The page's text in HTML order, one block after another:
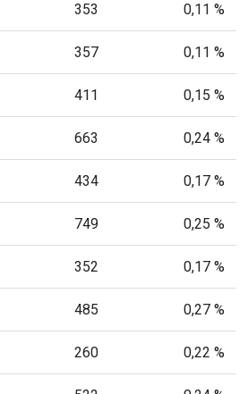
353 0,11 %
357 0,11 %
411 0,15 %
663 0,24 %
434 0,17 %
749 0,25 %
352 0,17 %
485 0,27 %
260 0,22 %